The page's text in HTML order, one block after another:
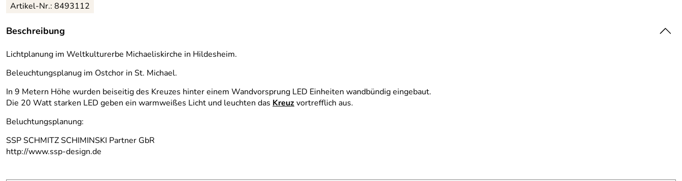
Artikel-Nr.: 8493112
Beschreibung
Lichtplanung im Weltkulturerbe Michaeliskirche in Hildesheim.
Beleuchtungsplanug im Ostchor in St. Michael.
In 9 Metern Höhe wurden beiseitig des Kreuzes hinter einem Wandvorsprung LED Einheiten wandbündig eingebaut.
Die 20 Watt starken LED geben ein warmweißes Licht und leuchten das Kreuzvortrefflich aus.
Beluchtungsplanung:
SSP SCHMITZ SCHIMINSKI Partner GbR
http://www.ssp-design.de